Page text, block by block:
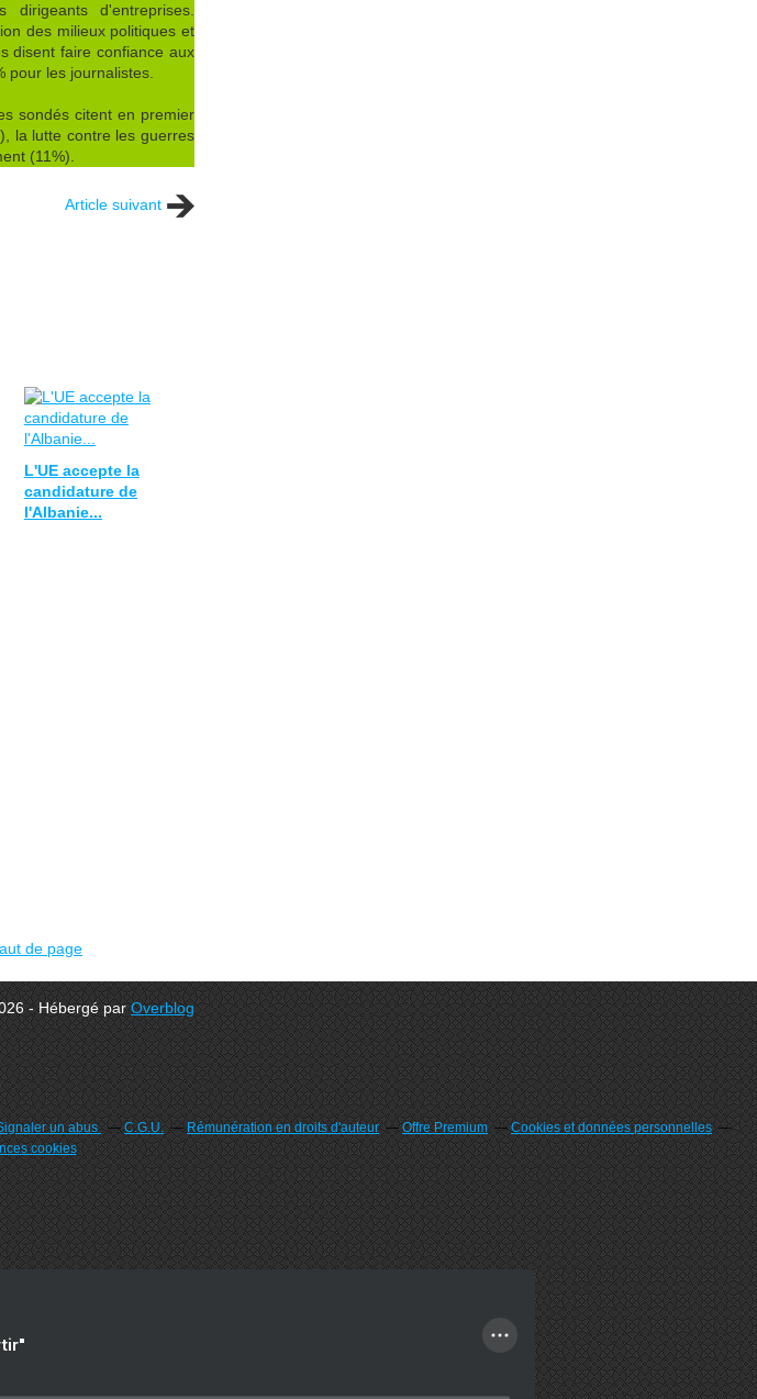
d'entreprises.
des milieux politiques et
disent faire confiance aux
pour les journalistes.
sondés citent en premier
la lutte contre les guerres
(11%).
Article suivant
L'UE accepte la
candidature de
l'Albanie...
de page
- Hébergé parOverblog
un abus C.G.U. Rémunération en droits d'auteur Offre Premium
Cookies et données personnelles
cookies